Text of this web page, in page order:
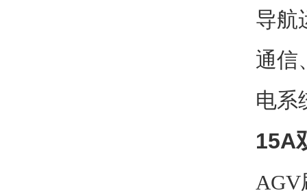
导航
通信
电系
15A
AGV